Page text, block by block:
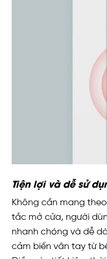
Tiện lợi và dễ sử
Không cần mang
tắc mở cửa, người
nhanh chóng và dễ
cảm biến vân tay từ